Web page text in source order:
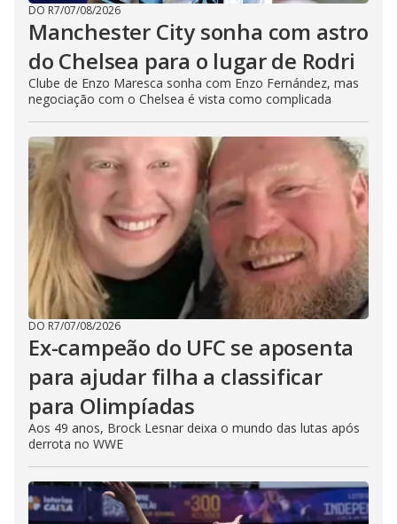
DO R7/07/08/2026
Manchester City sonha com astro
do Chelsea para o lugar de Rodri
Clube de Enzo Maresca sonha com Enzo Fernández, mas
negociação com o Chelsea é vista como complicada
DO R7/07/08/2026
Ex-campeão do UFC se aposenta
para ajudar filha a classificar
para Olimpíadas
Aos 49 anos, Brock Lesnar deixa o mundo das lutas após
derrota no WWE